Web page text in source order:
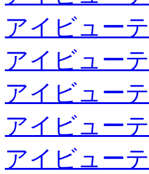
アイビュー
アイビュー
アイビュー
アイビュー
アイビュー